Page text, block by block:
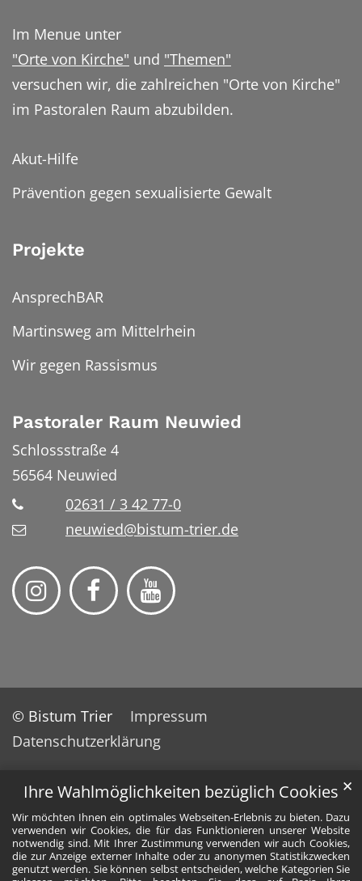
Ihre Wahlmöglichkeiten bezüglich Cookies
Wir möchten Ihnen ein optimales Webseiten-Erlebnis zu bieten. Dazu
verwenden wir Cookies, die für das Funktionieren unserer Website
notwendig sind. Mit Ihrer Zustimmung verwenden wir auch Cookies,
die zur Anzeige externer Inhalte oder zu anonymen Statistikzwecken
genutzt werden. Sie können selbst entscheiden, welche Kategorien Sie
✕
Im Menue unter
"Orte von Kirche" und "Themen"
versuchen wir, die zahlreichen "Orte von Kirche"
im Pastoralen Raum abzubilden.
Akut-Hilfe
Prävention gegen sexualisierte Gewalt
Projekte
AnsprechBAR
Martinsweg am Mittelrhein
Wir gegen Rassismus
Pastoraler Raum Neuwied
Schlossstraße 4
56564 Neuwied
02631 / 3 42 77-0
neuwied@bistum-trier.de
© Bistum Trier
Impressum
Datenschutzerklärung